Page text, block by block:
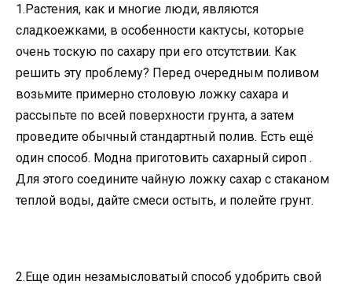
1.Растения, как и многие люди, являются
сладкоежками, в особенности кактусы, которые
очень тоскую по сахару при его отсутствии. Как
решить эту проблему? Перед очередным поливом
возьмите примерно столовую ложку сахара и
рассыпьте по всей поверхности грунта, а затем
проведите обычный стандартный полив. Есть ещё
один способ. Модна приготовить сахарный сироп .
Для этого соедините чайную ложку сахар с стаканом
теплой воды, дайте смеси остыть, и полейте грунт.
2.Еще один незамысловатый способ удобрить свой